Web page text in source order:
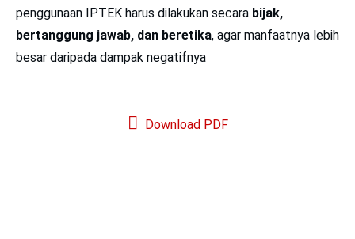
penggunaan IPTEK harus dilakukan secara bijak,
bertanggung jawab, dan beretika, agar manfaatnya lebih
besar daripada dampak negatifnya
Download PDF